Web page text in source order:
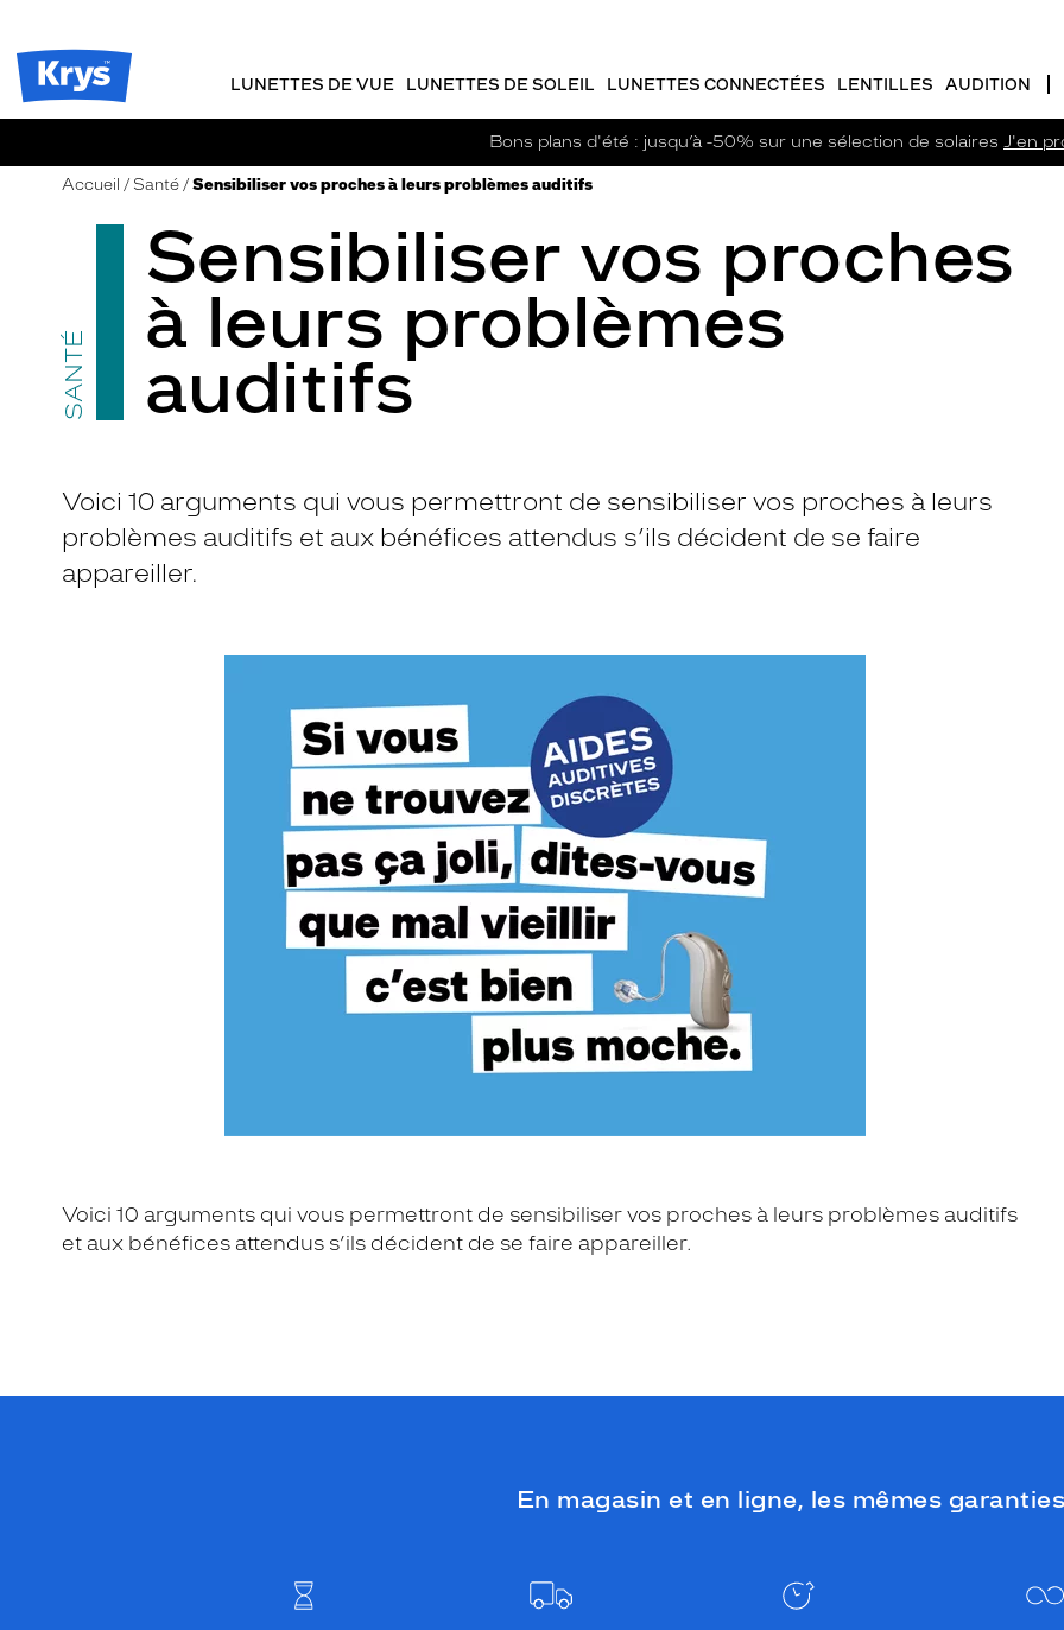
Opticien
Krys
LUNETTES DE VUE LUNETTES DE SOLEIL LUNETTES CONNECTÉES LENTILLES AUDITION
Bons plans d'été : jusqu’à -50% sur une sélection de solaires J'en
Accueil Santé Sensibiliser vos proches à leurs problèmes auditifs
SANTÉ
Sensibiliser vos proches
à leurs problèmes
auditifs
Voici 10 arguments qui vous permettront de sensibiliser vos proches à leurs
problèmes auditifs et aux bénéfices attendus s’ils décident de se faire
appareiller.
Voici 10 arguments qui vous permettront de sensibiliser vos proches à leurs problèmes auditifs
et aux bénéfices attendus s’ils décident de se faire appareiller.
En magasin et en ligne, les mêmes